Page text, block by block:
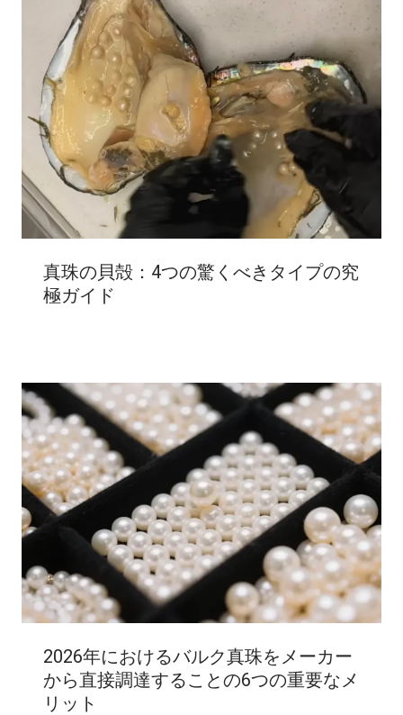
真珠の貝殻：4つの驚くべきタイプの究
極ガイド
2026年におけるバルク真珠をメーカー
から直接調達することの6つの重要なメ
リット